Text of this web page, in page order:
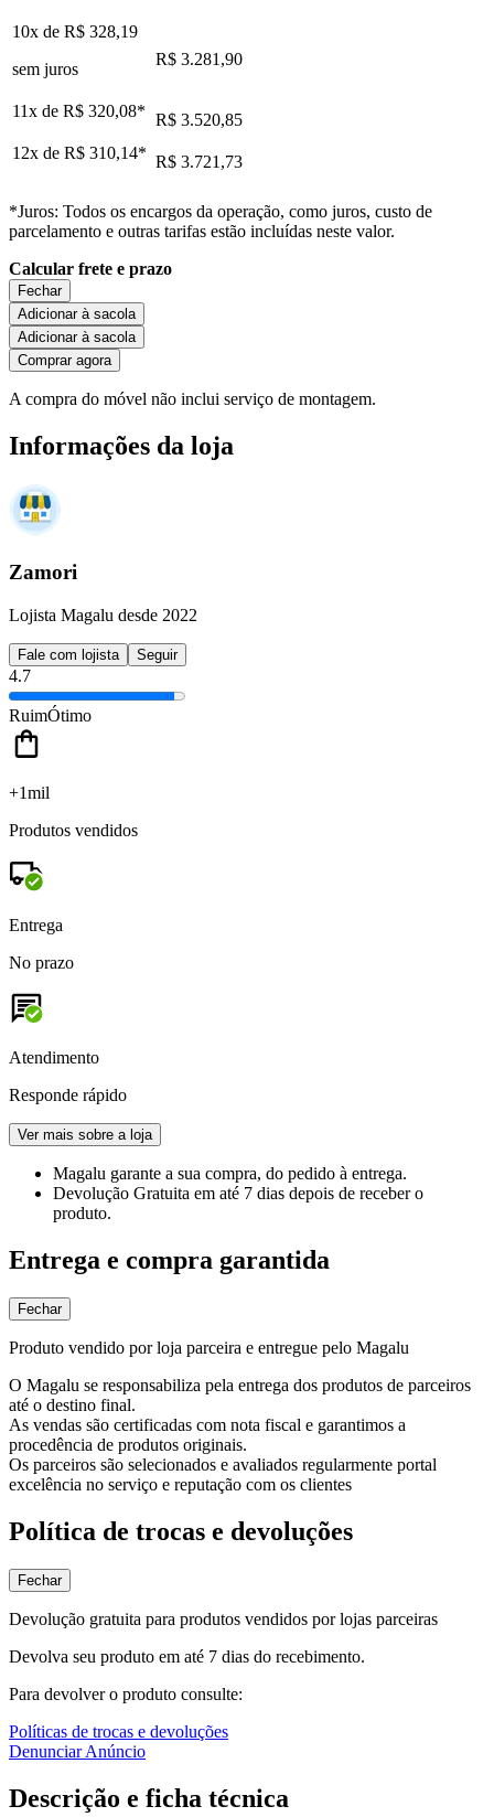
10x de R$ 328,19
sem juros
R$ 3.281,90
11x de R$ 320,08* R$ 3.520,85
12x de R$ 310,14* R$ 3.721,73
*Juros: Todos os encargos da operação, como juros, custo de
parcelamento e outras tarifas estão incluídas neste valor.
Calcular frete e prazo
Fechar
Adicionar à sacola
Adicionar à sacola
Comprar agora
A compra do móvel não inclui serviço de montagem.
Informações da loja
Zamori
Lojista Magalu desde 2022
Fale com lojista Seguir
4.7
RuimÓtimo
+1mil
Produtos vendidos
Entrega
No prazo
Atendimento
Responde rápido
Ver mais sobre a loja
Magalu garante a sua compra, do pedido à entrega.
Devolução Gratuita em até 7 dias depois de receber o
produto.
Entrega e compra garantida
Fechar
Produto vendido por loja parceira e entregue pelo Magalu
O Magalu se responsabiliza pela entrega dos produtos de parceiros
até o destino final.
As vendas são certificadas com nota fiscal e garantimos a
procedência de produtos originais.
Os parceiros são selecionados e avaliados regularmente portal
excelência no serviço e reputação com os clientes
Política de trocas e devoluções
Fechar
Devolução gratuita para produtos vendidos por lojas parceiras
Devolva seu produto em até 7 dias do recebimento.
Para devolver o produto consulte:
Políticas de trocas e devoluções
Denunciar Anúncio
Descrição e ficha técnica